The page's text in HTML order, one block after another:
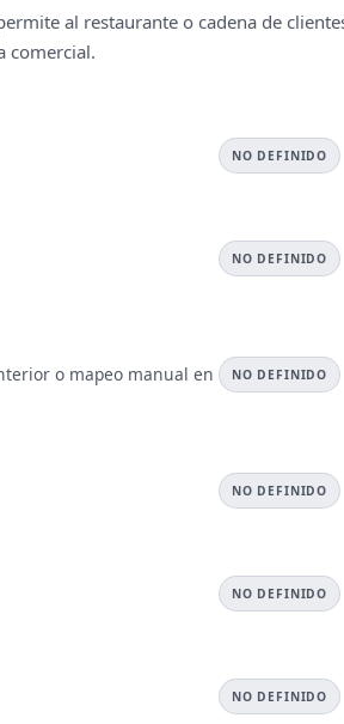
al restaurante o cadena de
comercial.
NO DEFINIDO
NO DEFINIDO
o mapeo manual en
NO DEFINIDO
NO DEFINIDO
NO DEFINIDO
NO DEFINIDO